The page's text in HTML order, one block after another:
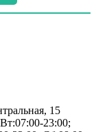
15
23:00;